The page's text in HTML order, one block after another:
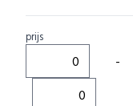
prijs
-